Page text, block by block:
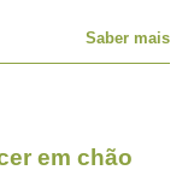
Saber mais
em chão